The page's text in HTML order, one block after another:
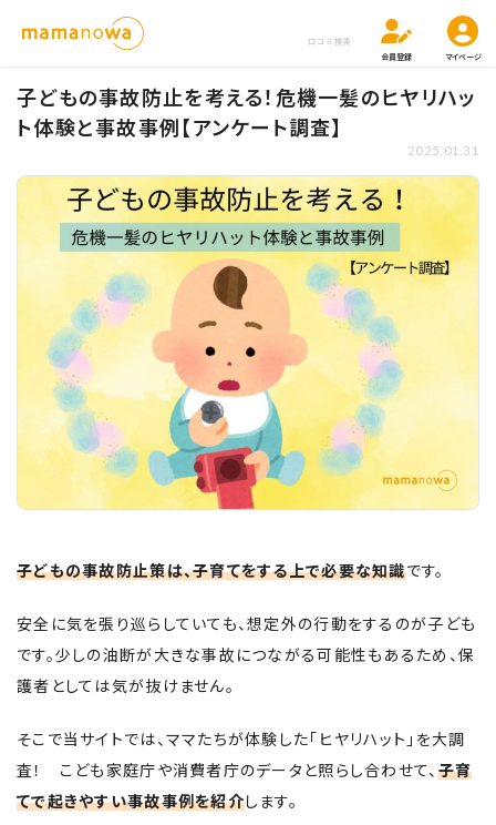
口コミ検索
会員登録
マイページ
子どもの事故防止を考える！危機一髪のヒヤリハッ
ト体験と事故事例【アンケート調査】
2025.01.31
子どもの事故防止策は、子育てをする上で必要な知識です。
安全に気を張り巡らしていても、想定外の行動をするのが子ども
です。少しの油断が大きな事故につながる可能性もあるため、保
護者としては気が抜けません。
そこで当サイトでは、ママたちが体験した「ヒヤリハット」を大調
査！ こども家庭庁や消費者庁のデータと照らし合わせて、 子育
てで起きやすい事故事例を紹介します。